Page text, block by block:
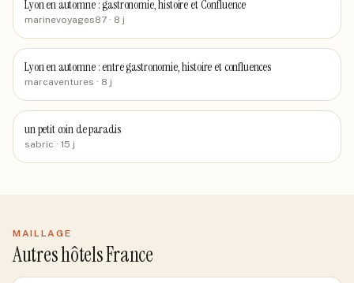
Lyon en automne : gastronomie, histoire et Confluence
marinevoyages87 · 8 j
Lyon en automne : entre gastronomie, histoire et confluences
marcaventures · 8 j
un petit coin de paradis
sabric · 15 j
MAILLAGE
Autres hôtels France